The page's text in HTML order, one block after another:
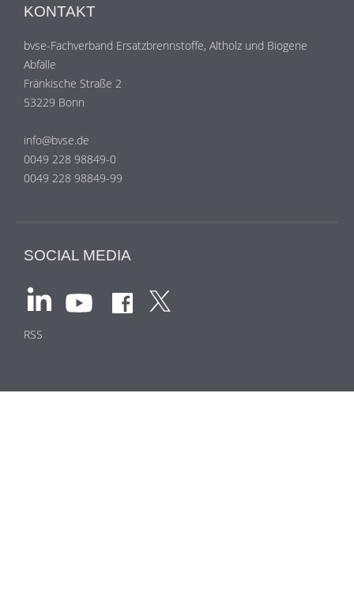
KONTAKT
bvse-Fachverband Ersatzbrennstoffe, Altholz und Biogene
Abfälle
Fränkische Straße 2
53229 Bonn
info@bvse.de
0049 228 98849-0
0049 228 98849-99
SOCIAL MEDIA
RSS